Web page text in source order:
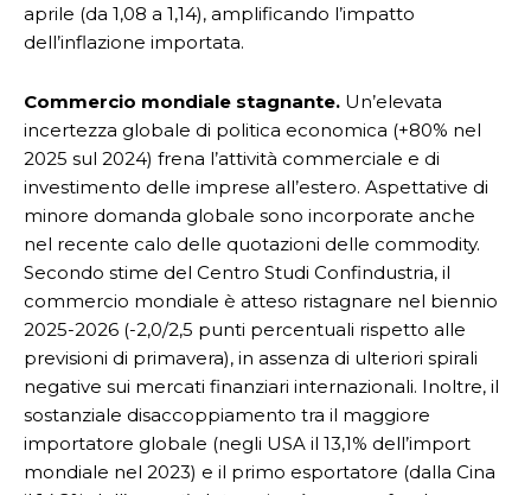
aprile (da 1,08 a 1,14), amplificando l’impatto
dell’inflazione importata.
Commercio mondiale stagnante. Un’elevata
incertezza globale di politica economica (+80% nel
2025 sul 2024) frena l’attività commerciale e di
investimento delle imprese all’estero. Aspettative di
minore domanda globale sono incorporate anche
nel recente calo delle quotazioni delle commodity.
Secondo stime del Centro Studi Confindustria, il
commercio mondiale è atteso ristagnare nel biennio
2025-2026 (-2,0/2,5 punti percentuali rispetto alle
previsioni di primavera), in assenza di ulteriori spirali
negative sui mercati finanziari internazionali. Inoltre, il
sostanziale disaccoppiamento tra il maggiore
importatore globale (negli USA il 13,1% dell’import
mondiale nel 2023) e il primo esportatore (dalla Cina